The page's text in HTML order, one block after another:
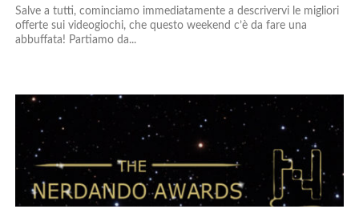
Salve a tutti, cominciamo immediatamente a descrivervi le migliori
offerte sui videogiochi, che questo weekend c’è da fare una
abbuffata! Partiamo da...